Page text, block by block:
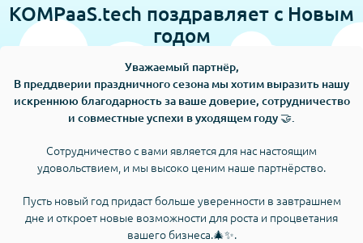
KOMPaaS.tech поздравляет с Новым
годом
Уважаемый партнёр,
В преддверии праздничного сезона мы хотим выразить нашу
искреннюю благодарность за ваше доверие, сотрудничество
и совместные успехи в уходящем году 🤝.
Сотрудничество с вами является для нас настоящим
удовольствием, и мы высоко ценим наше партнёрство.
Пусть новый год придаст больше уверенности в завтрашнем
дне и откроет новые возможности для роста и процветания
вашего бизнеса.🎄✨.